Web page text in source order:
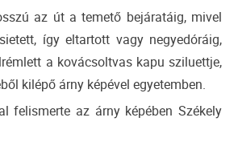
az út a temető bejáratáig, mivel
így eltartott vagy negyedóráig,
a kovácsoltvas kapu sziluettje,
kilépő árny képével egyetemben.
felismerte az árny képében Székely